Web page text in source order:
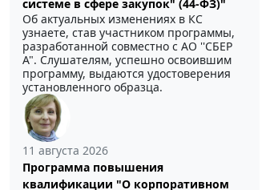
системе в сфере закупок" (44-ФЗ)"
Об актуальных изменениях в КС
узнаете, став участником программы,
разработанной совместно с АО ''СБЕР
А". Слушателям, успешно освоившим
программу, выдаются удостоверения
установленного образца.
11 августа 2026
Программа повышения
квалификации "О корпоративном